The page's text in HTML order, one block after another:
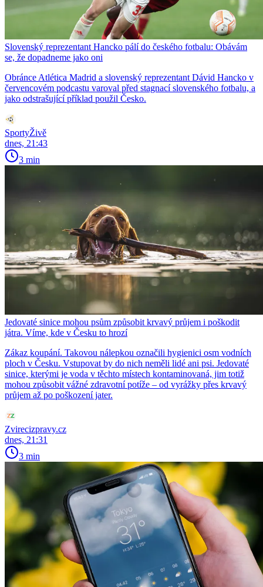
Slovenský reprezentant Hancko pálí do českého fotbalu: Obávám
se, že dopadneme jako oni
Obránce Atlética Madrid a slovenský reprezentant Dávid Hancko v
červencovém podcastu varoval před stagnací slovenského fotbalu, a
jako odstrašující příklad použil Česko.
SportyŽivě
dnes, 21:43
3 min
Jedovaté sinice mohou psům způsobit krvavý průjem i poškodit
játra. Víme, kde v Česku to hrozí
Zákaz koupání. Takovou nálepkou označili hygienici osm vodních
ploch v Česku. Vstupovat by do nich neměli lidé ani psi. Jedovaté
sinice, kterými je voda v těchto místech kontaminovaná, jim totiž
mohou způsobit vážné zdravotní potíže – od vyrážky přes krvavý
průjem až po poškození jater.
Zvirecizpravy.cz
dnes, 21:31
3 min